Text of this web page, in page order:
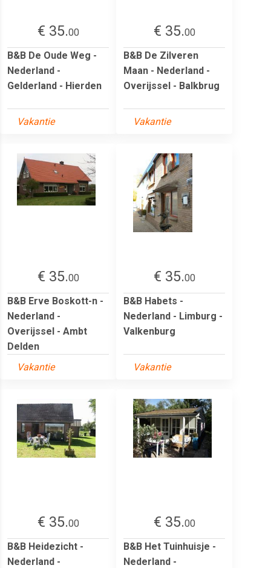
€ 35.00
B&B De Oude Weg -
Nederland -
Gelderland - Hierden
Vakantie
€ 35.00
B&B De Zilveren
Maan - Nederland -
Overijssel - Balkbrug
Vakantie
€ 35.00
B&B Erve Boskott-n -
Nederland -
Overijssel - Ambt
Delden
Vakantie
€ 35.00
B&B Habets -
Nederland - Limburg -
Valkenburg
Vakantie
€ 35.00
B&B Heidezicht -
Nederland -
€ 35.00
B&B Het Tuinhuisje -
Nederland -